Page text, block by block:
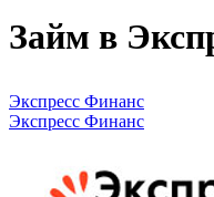
Займ в
Экспресс Финанс
Экспресс Финанс